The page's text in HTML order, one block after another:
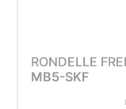
RONDELLE
MB5-SKF